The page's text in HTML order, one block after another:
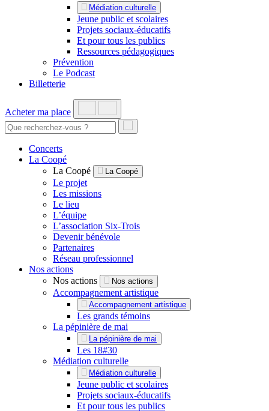
Médiation culturelle
Jeune public et scolaires
Projets sociaux-éducatifs
Et pour tous les publics
Ressources pédagogiques
Prévention
Le Podcast
Billetterie
Acheter ma place
Concerts
La Coopé
La Coopé
La Coopé
Le projet
Les missions
Le lieu
L’équipe
L’association Six-Trois
Devenir bénévole
Partenaires
Réseau professionnel
Nos actions
Nos actions
Nos actions
Accompagnement artistique
Accompagnement artistique
Les grands témoins
La pépinière de mai
La pépinière de mai
Les 18#30
Médiation culturelle
Médiation culturelle
Jeune public et scolaires
Projets sociaux-éducatifs
Et pour tous les publics